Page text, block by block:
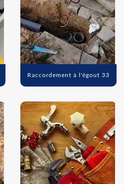
Raccordement à l'égout 33